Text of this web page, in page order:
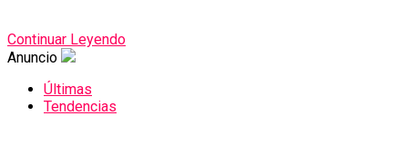
Continuar Leyendo
Anuncio
Últimas
Tendencias